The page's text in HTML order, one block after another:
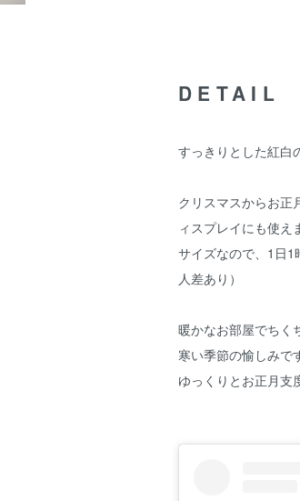
DETAIL
すっきりとした紅白
クリスマスからお正
ィスプレイにも使
サイズなので、1日1
人差あり）
暖かなお部屋でちく
寒い季節の愉しみで
ゆっくりとお正月支